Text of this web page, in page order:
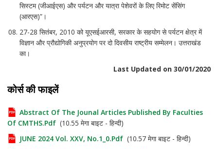
सिस्टम (जीआईएस) और पर्यटन और यात्रा पेशेवरों के लिए रिमोट सेंसिंग
(आरएस)”।
27-28 सितंबर, 2010 को यूएसईआरसी, सरकार के सहयोग से पर्यटन क्षेत्र में
विज्ञान और प्रौद्योगिकी अनुप्रयोग पर दो दिवसीय राष्ट्रीय सम्मेलन। उत्तराखंड
का।
Last Updated on 30/01/2020
कोर्स की फाइलें
Abstract Of The Jounal Articles Published By Faculties
Of CMTHS.pdf (10.55 मेगा बाइट - हिन्दी)
JUNE 2024 Vol. XXV, No.1_0.pdf (10.57 मेगा बाइट - हिन्दी)